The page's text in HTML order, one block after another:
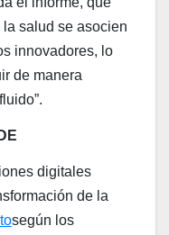
salud se asocien
innovadores, lo
de manera
digitales
de la
según los